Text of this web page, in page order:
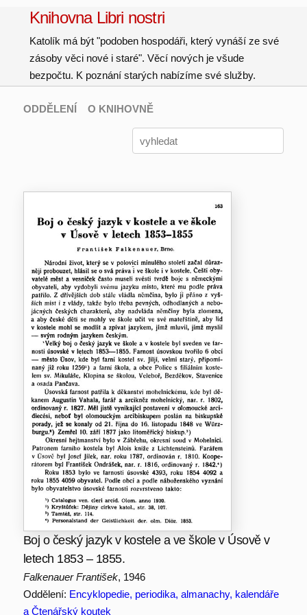
Knihovna Libri nostri
Katolík má být "podoben hospodáři, který vynáší ze své
zásoby věci nové i staré". Věcí nových je všude
bezpočtu. K poznání starých nabízíme své služby.
ODDĚLENÍ O KNIHOVNĚ
Boj o český jazyk v kostele a ve škole v Úsově v
letech 1853 – 1855.
Falkenauer František, 1946
Oddělení: Encyklopedie, periodika, almanachy, kalendáře
a Čtenářský koutek